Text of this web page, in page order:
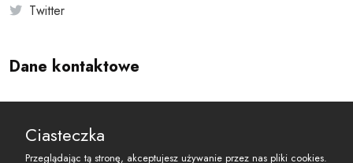
Twitter
Dane kontaktowe
reset@resetobywatelski.pl
Ciasteczka
Przeglądając tą stronę, akceptujesz używanie przez nas pliki cookies.